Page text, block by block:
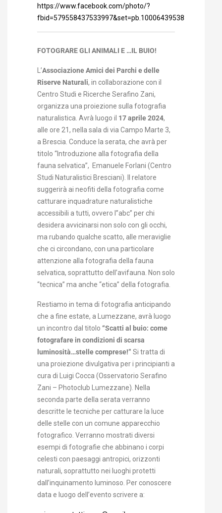
https://www.facebook.com/photo/?
fbid=579558437533997&set=pb.100064395383840.-
FOTOGRARE GLI ANIMALI E …IL BUIO!
L’Associazione Amici dei Parchi e delle
Riserve Naturali, in collaborazione con il
Centro Studi e Ricerche Serafino Zani,
organizza una proiezione sulla fotografia
naturalistica. Avrà luogo il 17 aprile 2024,
alle ore 21, nella sala di via Campo Marte 3,
a Brescia. Conduce la serata, che avrà per
titolo “Introduzione alla fotografia della
fauna selvatica”, Emanuele Forlani (Centro
Studi Naturalistici Bresciani). Il relatore
suggerirà ai neofiti della fotografia come
catturare inquadrature naturalistiche
accessibili a tutti, ovvero l”abc” per chi
desidera avvicinarsi non solo con gli occhi,
ma rubando qualche scatto, alle meraviglie
che ci circondano, con una particolare
attenzione alla fotografia della fauna
selvatica, soprattutto dell’avifauna. Non solo
“tecnica” ma anche “etica” della fotografia.
Restiamo in tema di fotografia anticipando
che a fine estate, a Lumezzane, avrà luogo
un incontro dal titolo “Scatti al buio: come
fotografare in condizioni di scarsa
luminosità…stelle comprese!” Si tratta di
una proiezione divulgativa per i principianti a
cura di Luigi Cocca (Osservatorio Serafino
Zani – Photoclub Lumezzane). Nella
seconda parte della serata verranno
descritte le tecniche per catturare la luce
delle stelle con un comune apparecchio
fotografico. Verranno mostrati diversi
esempi di fotografie che abbinano i corpi
celesti con paesaggi antropici, orizzonti
naturali, soprattutto nei luoghi protetti
dall’inquinamento luminoso. Per conoscere
data e luogo dell’evento scrivere a: